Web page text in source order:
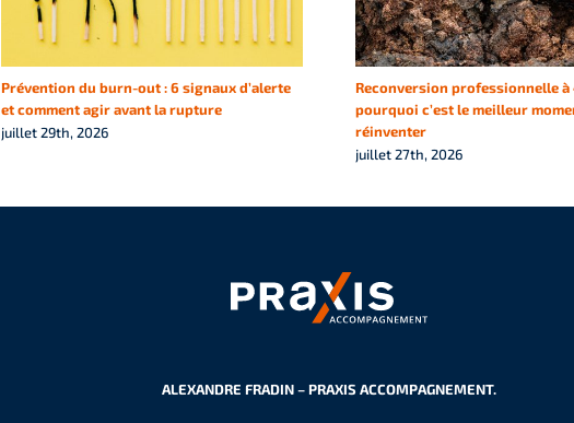
Prévention du burn-out : 6 signaux d’alerte
et comment agir avant la rupture
juillet 29th, 2026
Reconversion professionnelle à
pourquoi c’est le meilleur
réinventer
juillet 27th, 2026
ALEXANDRE FRADIN – PRAXIS ACCOMPAGNEMENT.